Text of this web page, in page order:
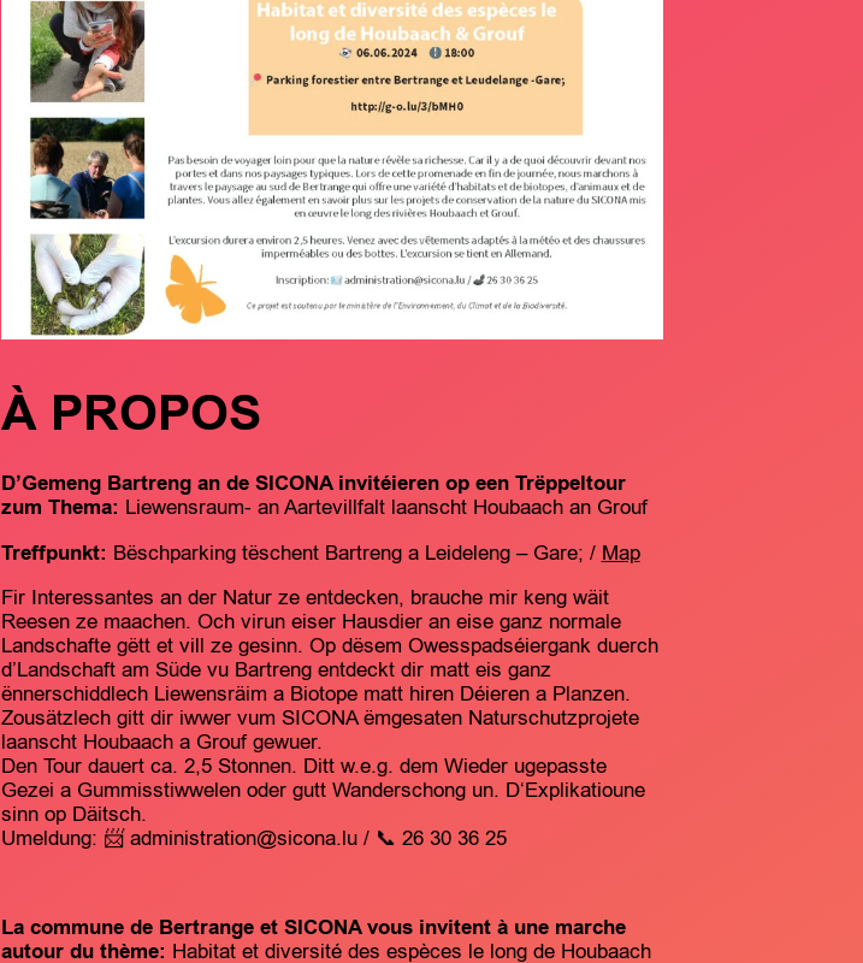
À PROPOS
D’Gemeng Bartreng an de SICONA invitéieren op een Trëppeltour
zum Thema: Liewensraum- an Aartevillfalt laanscht Houbaach an Grouf
Treffpunkt: Bëschparking tëschent Bartreng a Leideleng – Gare; / Map
Fir Interessantes an der Natur ze entdecken, brauche mir keng wäit
Reesen ze maachen. Och virun eiser Hausdier an eise ganz normale
Landschafte gëtt et vill ze gesinn. Op dësem Owesspadséiergank duerch
d’Landschaft am Süde vu Bartreng entdeckt dir matt eis ganz
ënnerschiddlech Liewensräim a Biotope matt hiren Déieren a Planzen.
Zousätzlech gitt dir iwwer vum SICONA ëmgesaten Naturschutzprojete
laanscht Houbaach a Grouf gewuer.
Den Tour dauert ca. 2,5 Stonnen. Ditt w.e.g. dem Wieder ugepasste
Gezei a Gummisstiwwelen oder gutt Wanderschong un. D‘Explikatioune
sinn op Däitsch.
Umeldung: 📨 administration@sicona.lu / 📞 26 30 36 25
La commune de Bertrange et SICONA vous invitent à une marche
autour du thème: Habitat et diversité des espèces le long de Houbaach